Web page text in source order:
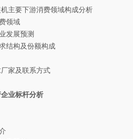
要下游消费领域构成分析
域
展预测
及份额构成
家及联系方式
业标杆分析